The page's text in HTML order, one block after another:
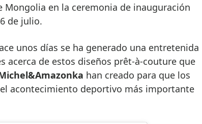
Mongolia en la ceremonia de inauguración
de julio.
unos días se ha generado una entretenida
acerca de estos diseños prêt-à-couture que
han creado para que los
acontecimiento deportivo más importante